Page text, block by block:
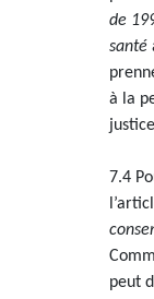
de
santé
à la
7.4
peut